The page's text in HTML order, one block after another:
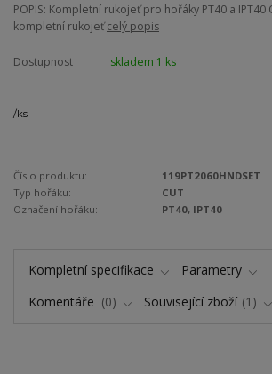
POPIS: Kompletní rukojeť pro hořáky PT40 a IPT40
kompletní rukojeťcelý popis
Dostupnost skladem 1 ks
/ks
Číslo produktu:
119PT2060HNDSET
Typ hořáku:
CUT
Označení hořáku:
PT40, IPT40
Kompletní specifikace
Parametry
Komentáře
0 Související zboží 1